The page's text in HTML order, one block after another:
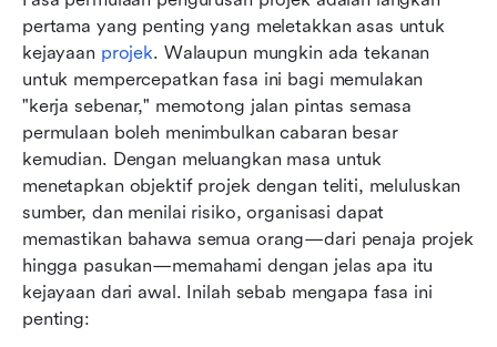
pertama yang penting yang meletakkan asas untuk
kejayaan projek. Walaupun mungkin ada tekanan
untuk mempercepatkan fasa ini bagi memulakan
"kerja sebenar," memotong jalan pintas semasa
permulaan boleh menimbulkan cabaran besar
kemudian. Dengan meluangkan masa untuk
menetapkan objektif projek dengan teliti, meluluskan
sumber, dan menilai risiko, organisasi dapat
memastikan bahawa semua orang—dari penaja projek
hingga pasukan—memahami dengan jelas apa itu
kejayaan dari awal. Inilah sebab mengapa fasa ini
penting: